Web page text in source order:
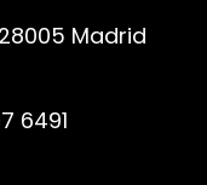
Madrid
6491